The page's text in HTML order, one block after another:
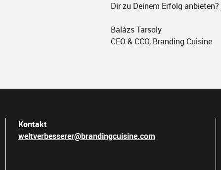
Dir zu Deinem Erfolg anbieten?
Balázs Tarsoly
CEO & CCO, Branding Cuisine
Kontakt
weltverbesserer@brandingcuisine.com